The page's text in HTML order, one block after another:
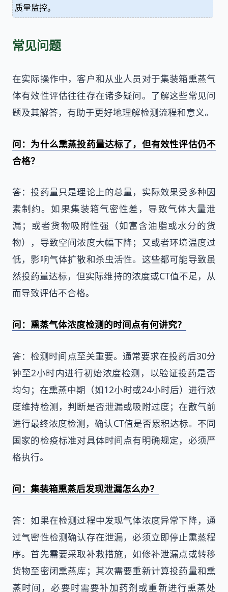
质量监控。
常见问题
在实际操作中，客户和从业人员对于集装箱熏蒸气
体有效性评估往往存在诸多疑问。了解这些常见问
题及其解答，有助于更好地理解检测流程和意义。
问：为什么熏蒸投药量达标了，但有效性评估仍不
合格？
答：投药量只是理论上的总量，实际效果受多种因
素制约。如果集装箱气密性差，导致气体大量泄
漏；或者货物吸附性强（如富含油脂或水分的货
物），导致空间浓度大幅下降；又或者环境温度过
低，影响气体扩散和杀虫活性。这些都可能导致虽
然投药量达标，但实际维持的浓度或CT值不足，从
而导致评估不合格。
问：熏蒸气体浓度检测的时间点有何讲究？
答：检测时间点至关重要。通常要求在投药后30分
钟至2小时内进行初始浓度检测，以验证投药是否
均匀；在熏蒸中期（如12小时或24小时后）进行浓
度维持检测，判断是否泄漏或吸附过度；在散气前
进行最终浓度检测，确认CT值是否累积达标。不同
国家的检疫标准对具体时间点有明确规定，必须严
格执行。
问：集装箱熏蒸后发现泄漏怎么办？
答：如果在检测过程中发现气体浓度异常下降，通
过气密性检测确认存在泄漏，必须立即停止熏蒸程
序。首先需要采取补救措施，如修补泄漏点或转移
货物至密闭熏蒸库；其次需要重新计算投药量和熏
蒸时间，必要时需要补加药剂或重新进行熏蒸处